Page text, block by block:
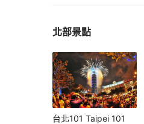
北部景點
台北101 Taipei 101